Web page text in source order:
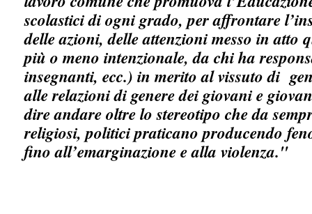
scolastici di ogni grado, per affrontare
delle azioni, delle attenzioni messo in atto
più o meno intenzionale, da chi ha
insegnanti, ecc.) in merito al vissuto di
alle relazioni di genere dei giovani e
dire andare oltre lo stereotipo che da
religiosi, politici praticano producendo
fino all’emarginazione e alla violenza."